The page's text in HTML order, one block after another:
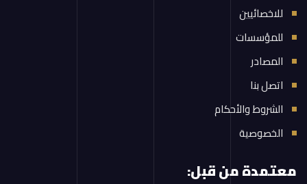
للاخصائيين
للمؤسسات
المصادر
اتصل بنا
الشروط والأحكام
الخصوصية
معتمدة من قبل: